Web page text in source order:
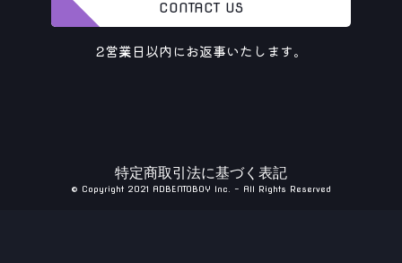
CONTACT US
2営業日以内にお返事いたします。
特定商取引法に基づく表記
© Copyright 2021 ADBENTOBOY Inc. - All Rights Reserved